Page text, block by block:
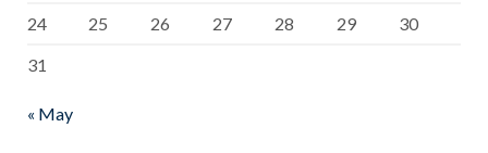
24 25 26 27 28 29
30
31
« May